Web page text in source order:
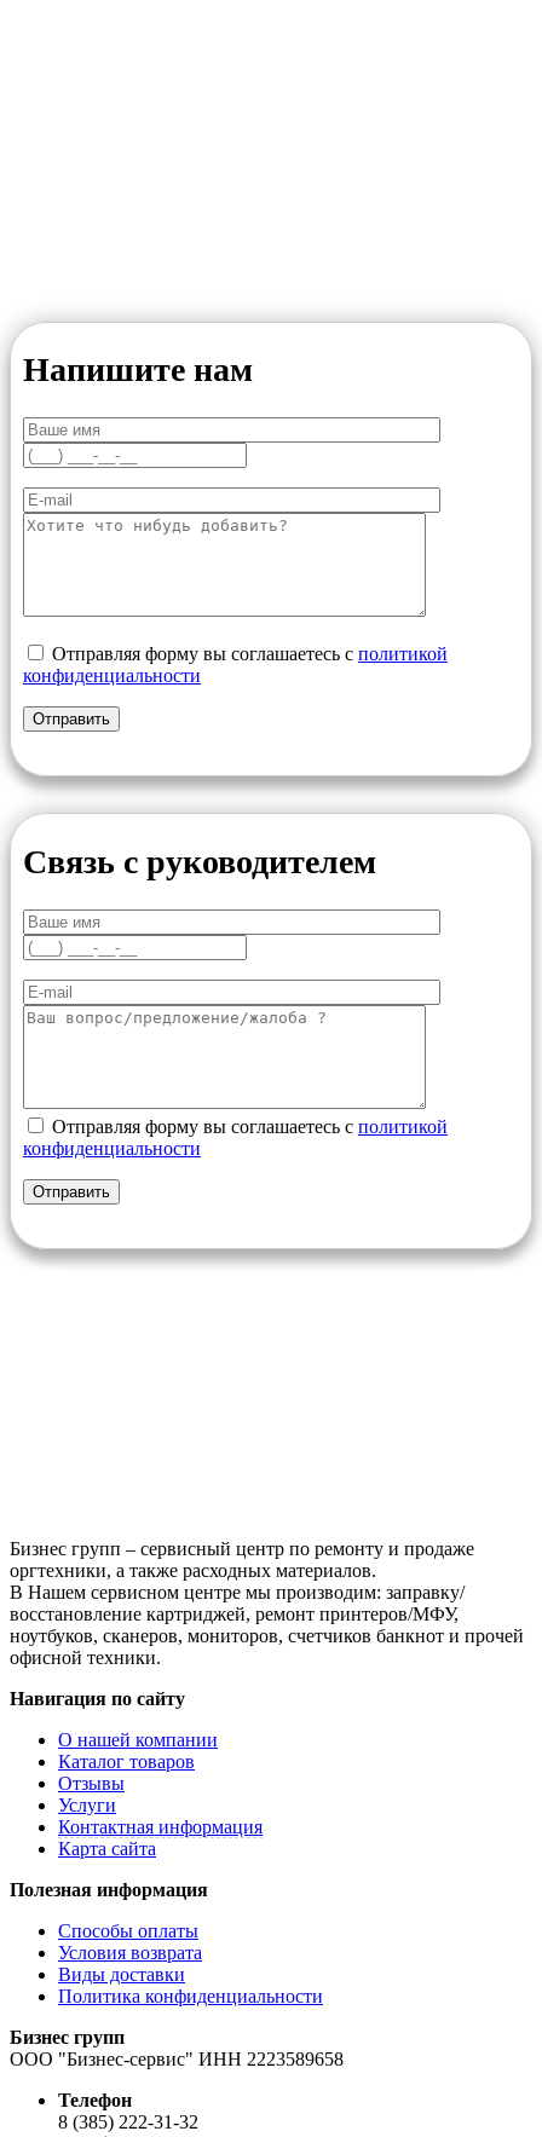
Напишите нам
Отправляя форму вы соглашаетесь с политикой
конфиденциальности
Связь с руководителем
Отправляя форму вы соглашаетесь с политикой
конфиденциальности
Бизнес групп – сервисный центр по ремонту и продаже
оргтехники, а также расходных материалов.
В Нашем сервисном центре мы производим: заправку/
восстановление картриджей, ремонт принтеров/МФУ,
ноутбуков, сканеров, мониторов, счетчиков банкнот и прочей
офисной техники.
Навигация по сайту
О нашей компании
Каталог товаров
Отзывы
Услуги
Контактная информация
Карта сайта
Полезная информация
Способы оплаты
Условия возврата
Виды доставки
Политика конфиденциальности
Бизнес групп
ООО "Бизнес-сервис" ИНН 2223589658
Телефон
8 (385) 222-31-32